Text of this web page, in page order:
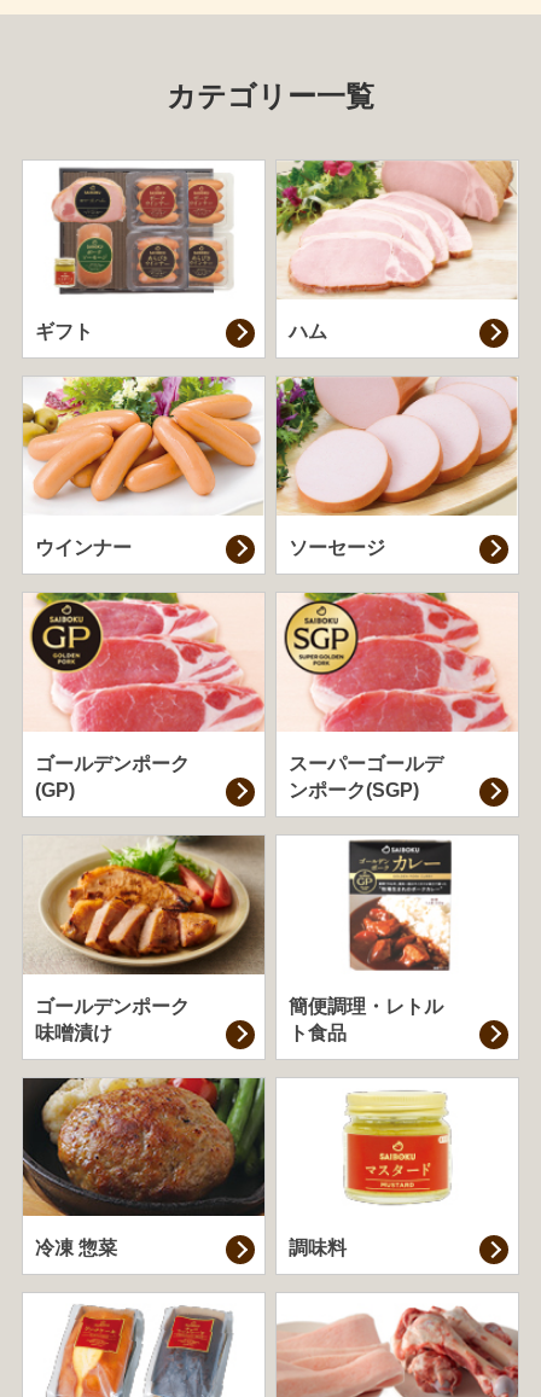
カテゴリー一覧
ギフト ハム
ウインナー ソーセージ
ゴールデンポーク
(GP)
スーパーゴールデ
ンポーク(SGP)
ゴールデンポーク
味噌漬け
簡便調理・ レトル
ト食品
冷凍 惣菜 調味料